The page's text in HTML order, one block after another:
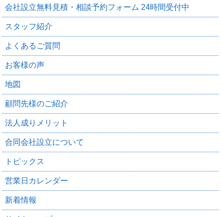
会社設立無料見積・相談予約フォーム 24時間受付中
スタッフ紹介
よくあるご質問
お客様の声
地図
顧問先様のご紹介
法人成りメリット
合同会社設立について
トピックス
営業日カレンダー
新着情報